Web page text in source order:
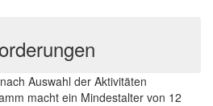
Auswahl der Aktivitäten
macht ein Mindestalter von 12